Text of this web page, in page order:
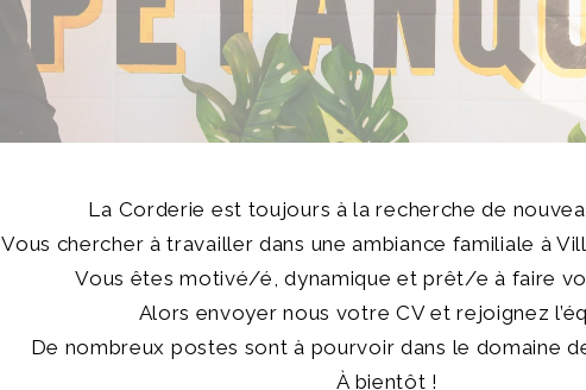
La Corderie est toujours à la recherche de
Vous chercher à travailler dans une ambiance familiale à
Vous êtes motivé/é, dynamique et prêt/e à faire
Alors envoyer nous votre CV et rejoignez
De nombreux postes sont à pourvoir dans le domaine
À bientôt !